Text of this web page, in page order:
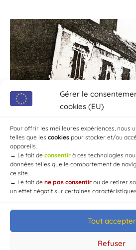
Gérer le
cookies (EU)
Pour offrir les meilleures expériences, nous
telles que les cookies pour stocker et/ou
appareils.
→ Le fait de consentir à ces technologies
données telles que le comportement de
ce site.
→ Le fait de ne pas consentir ou de retirer
un effet négatif sur certaines
Tout accepter
Refuser
© Mairie de Chaource [2004-2024] |
Developed byWEB3-